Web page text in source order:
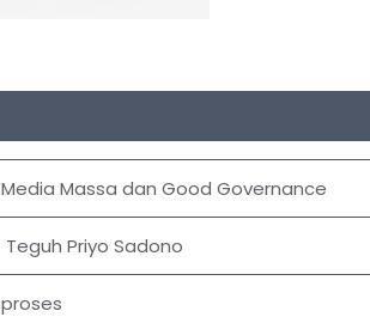
Media Massa dan Good Governance
Teguh Priyo Sadono
proses